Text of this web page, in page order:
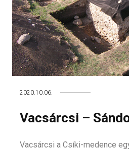
2020.10.06.
Vacsárcsi –
Vacsárcsi a Csíki-medence